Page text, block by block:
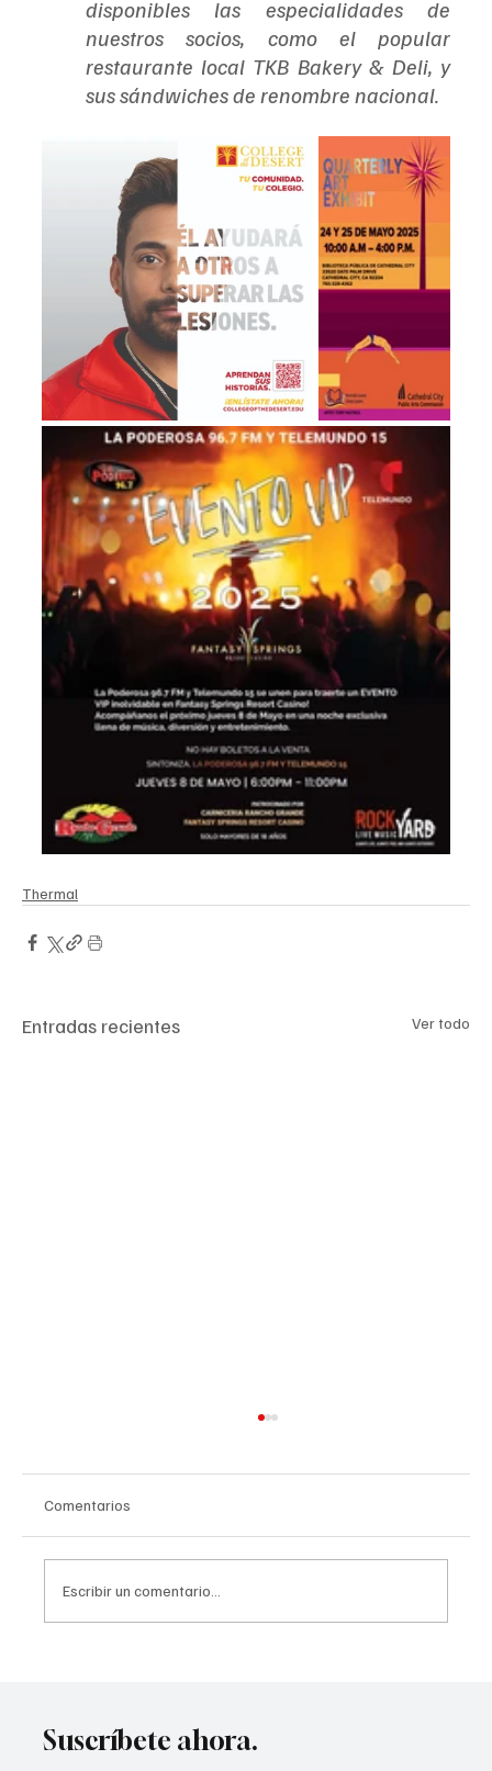
disponibles las especialidades de
nuestros socios, como el popular
restaurante local TKB Bakery & Deli, y
sus sándwiches de renombre nacional.
Thermal
Entradas recientes Ver todo
Comentarios
Escribir un comentario...
Suscríbete ahora.